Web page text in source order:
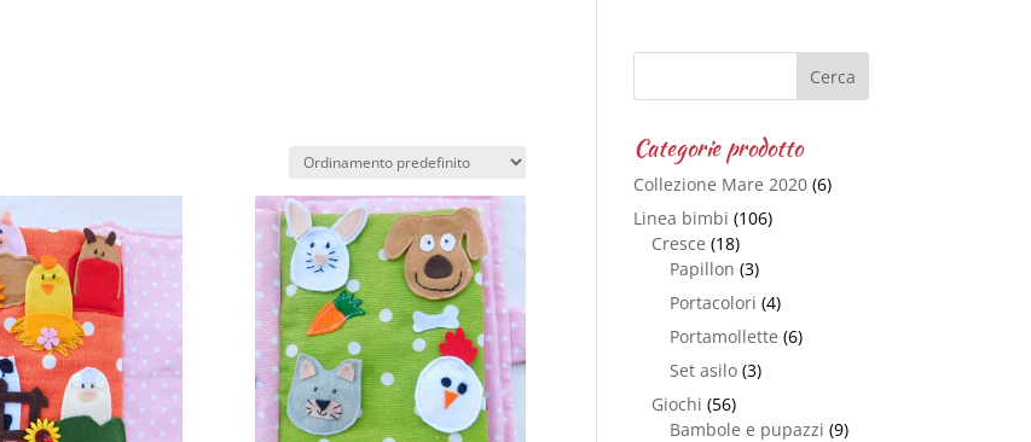
Categorie prodotto
Collezione Mare 2020 (6)
Linea bimbi (106)
Cresce (18)
Papillon (3)
Portacolori (4)
Portamollette (6)
Set asilo (3)
Giochi (56)
Bambole e pupazzi (9)